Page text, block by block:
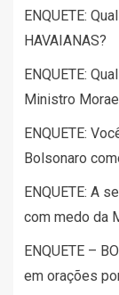
ENQUETE:
HAVAIANAS?
ENQUETE:
Ministro
ENQUETE:
Bolsonaro
ENQUETE: A
com medo da
ENQUETE –
em orações